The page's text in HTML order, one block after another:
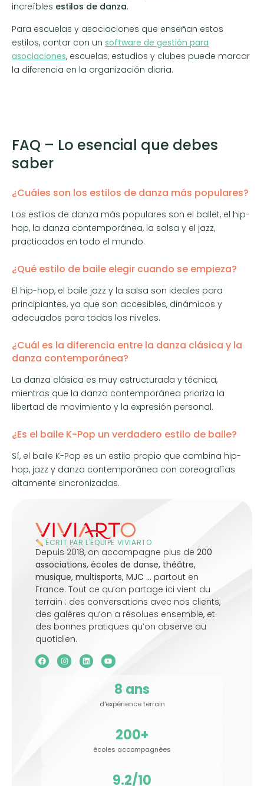
increíbles estilos de danza.
Para escuelas y asociaciones que enseñan estos
estilos, contar con un software de gestión para
asociaciones, escuelas, estudios y clubes puede marcar
la diferencia en la organización diaria.
FAQ – Lo esencial que debes
saber
¿Cuáles son los estilos de danza más populares?
Los estilos de danza más populares son el ballet, el hip-
hop, la danza contemporánea, la salsa y el jazz,
practicados en todo el mundo.
¿Qué estilo de baile elegir cuando se empieza?
El hip-hop, el baile jazz y la salsa son ideales para
principiantes, ya que son accesibles, dinámicos y
adecuados para todos los niveles.
¿Cuál es la diferencia entre la danza clásica y la
danza contemporánea?
La danza clásica es muy estructurada y técnica,
mientras que la danza contemporánea prioriza la
libertad de movimiento y la expresión personal.
¿Es el baile K-Pop un verdadero estilo de baile?
Sí, el baile K-Pop es un estilo propio que combina hip-
hop, jazz y danza contemporánea con coreografías
altamente sincronizadas.
ÉCRIT PAR L'ÉQUIPE VIVIARTO
Depuis 2018, on accompagne plus de 200
associations, écoles de danse, théâtre,
musique, multisports, MJC … partout en
France. Tout ce qu’on partage ici vient du
terrain : des conversations avec nos clients,
des galères qu’on a résolues ensemble, et
des bonnes pratiques qu’on observe au
quotidien.
d'expérience terrain
8 ans
écoles accompagnées
200+
9.2/10